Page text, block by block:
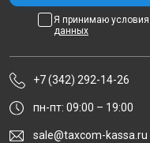
Я принимаю условия
данных
+7 (342) 292-14-26
пн-пт: 09:00 – 19:00
sale@taxcom-kassa.ru